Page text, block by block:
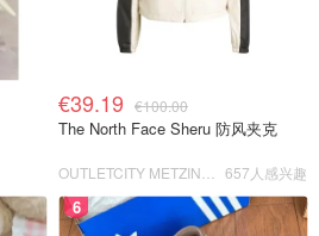
€39.19 €100.00
The North Face Sheru 防风夹克
657人感兴趣
6